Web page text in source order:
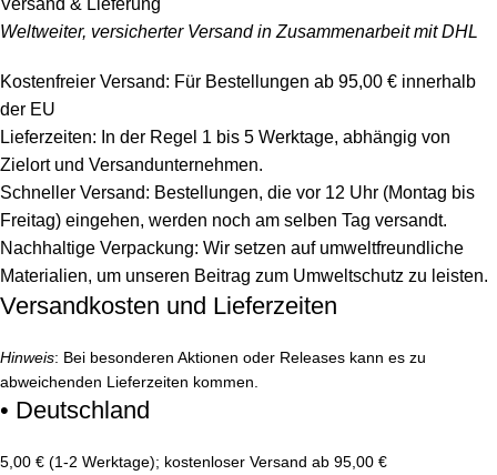
Versand & Lieferung
Weltweiter, versicherter Versand in Zusammenarbeit mit DHL
Kostenfreier Versand: Für Bestellungen ab 95,00 € innerhalb
der EU
Lieferzeiten: In der Regel 1 bis 5 Werktage, abhängig von
Zielort und Versandunternehmen.
Schneller Versand: Bestellungen, die vor 12 Uhr (Montag bis
Freitag) eingehen, werden noch am selben Tag versandt.
Nachhaltige Verpackung: Wir setzen auf umweltfreundliche
Materialien, um unseren Beitrag zum Umweltschutz zu leisten.
Versandkosten und Lieferzeiten
Hinweis: Bei besonderen Aktionen oder Releases kann es zu
abweichenden Lieferzeiten kommen.
• Deutschland
5,00 € (1-2 Werktage); kostenloser Versand ab 95,00 €